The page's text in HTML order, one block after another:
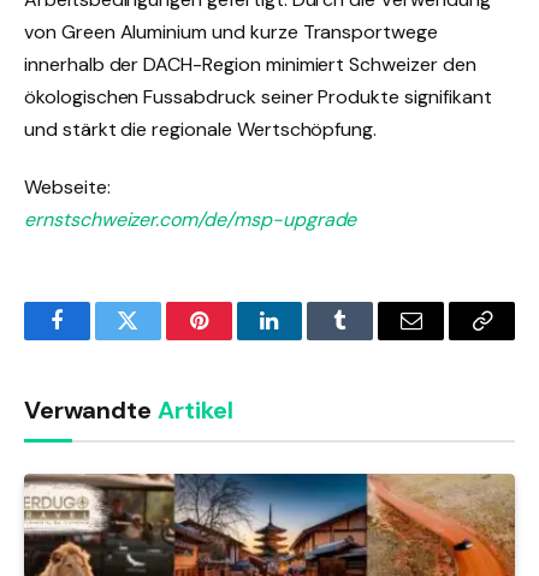
von Green Aluminium und kurze Transportwege
innerhalb der DACH-Region minimiert Schweizer den
ökologischen Fussabdruck seiner Produkte signifikant
und stärkt die regionale Wertschöpfung.
Webseite:
ernstschweizer.com/de/msp-upgrade
FacebookTwitter PinterestLinkedInTumblr Email
Copy
Verwandte Artikel